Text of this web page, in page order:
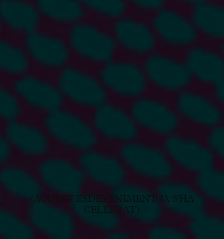
(AQUEST ESDEVENIMENT JA S'HA
CELEBRAT)